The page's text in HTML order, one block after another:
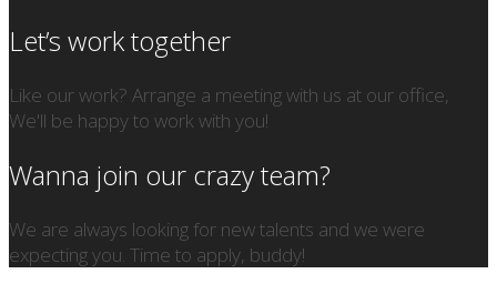
Let’s work together
Like our work? Arrange a meeting with us at our office,
We'll be happy to work with you!
Wanna join our crazy team?
We are always looking for new talents and we were
expecting you. Time to apply, buddy!